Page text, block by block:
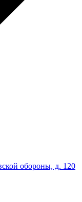
обороны, д. 120